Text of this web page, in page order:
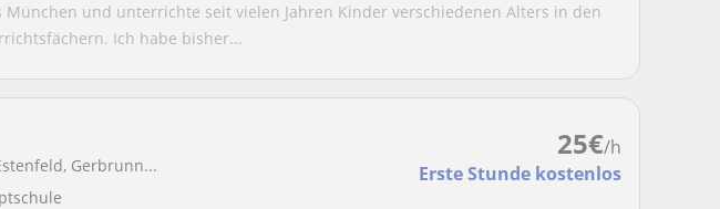
München und unterrichte seit vielen Jahren Kinder verschiedenen Alters in den
Ich habe bisher...
25€/h
Erste Stunde kostenlos
Gerbrunn...